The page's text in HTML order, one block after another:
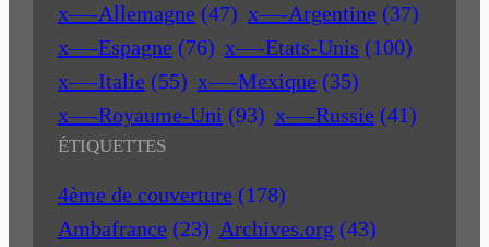
x—-Allemagne (47) x—-Argentine (37)
x—-Espagne (76) x—-Etats-Unis (100)
x—-Italie (55) x—-Mexique (35)
x—-Royaume-Uni (93) x—-Russie (41)
ÉTIQUETTES
4ème de couverture (178)
Ambafrance (23) Archives.org (43)